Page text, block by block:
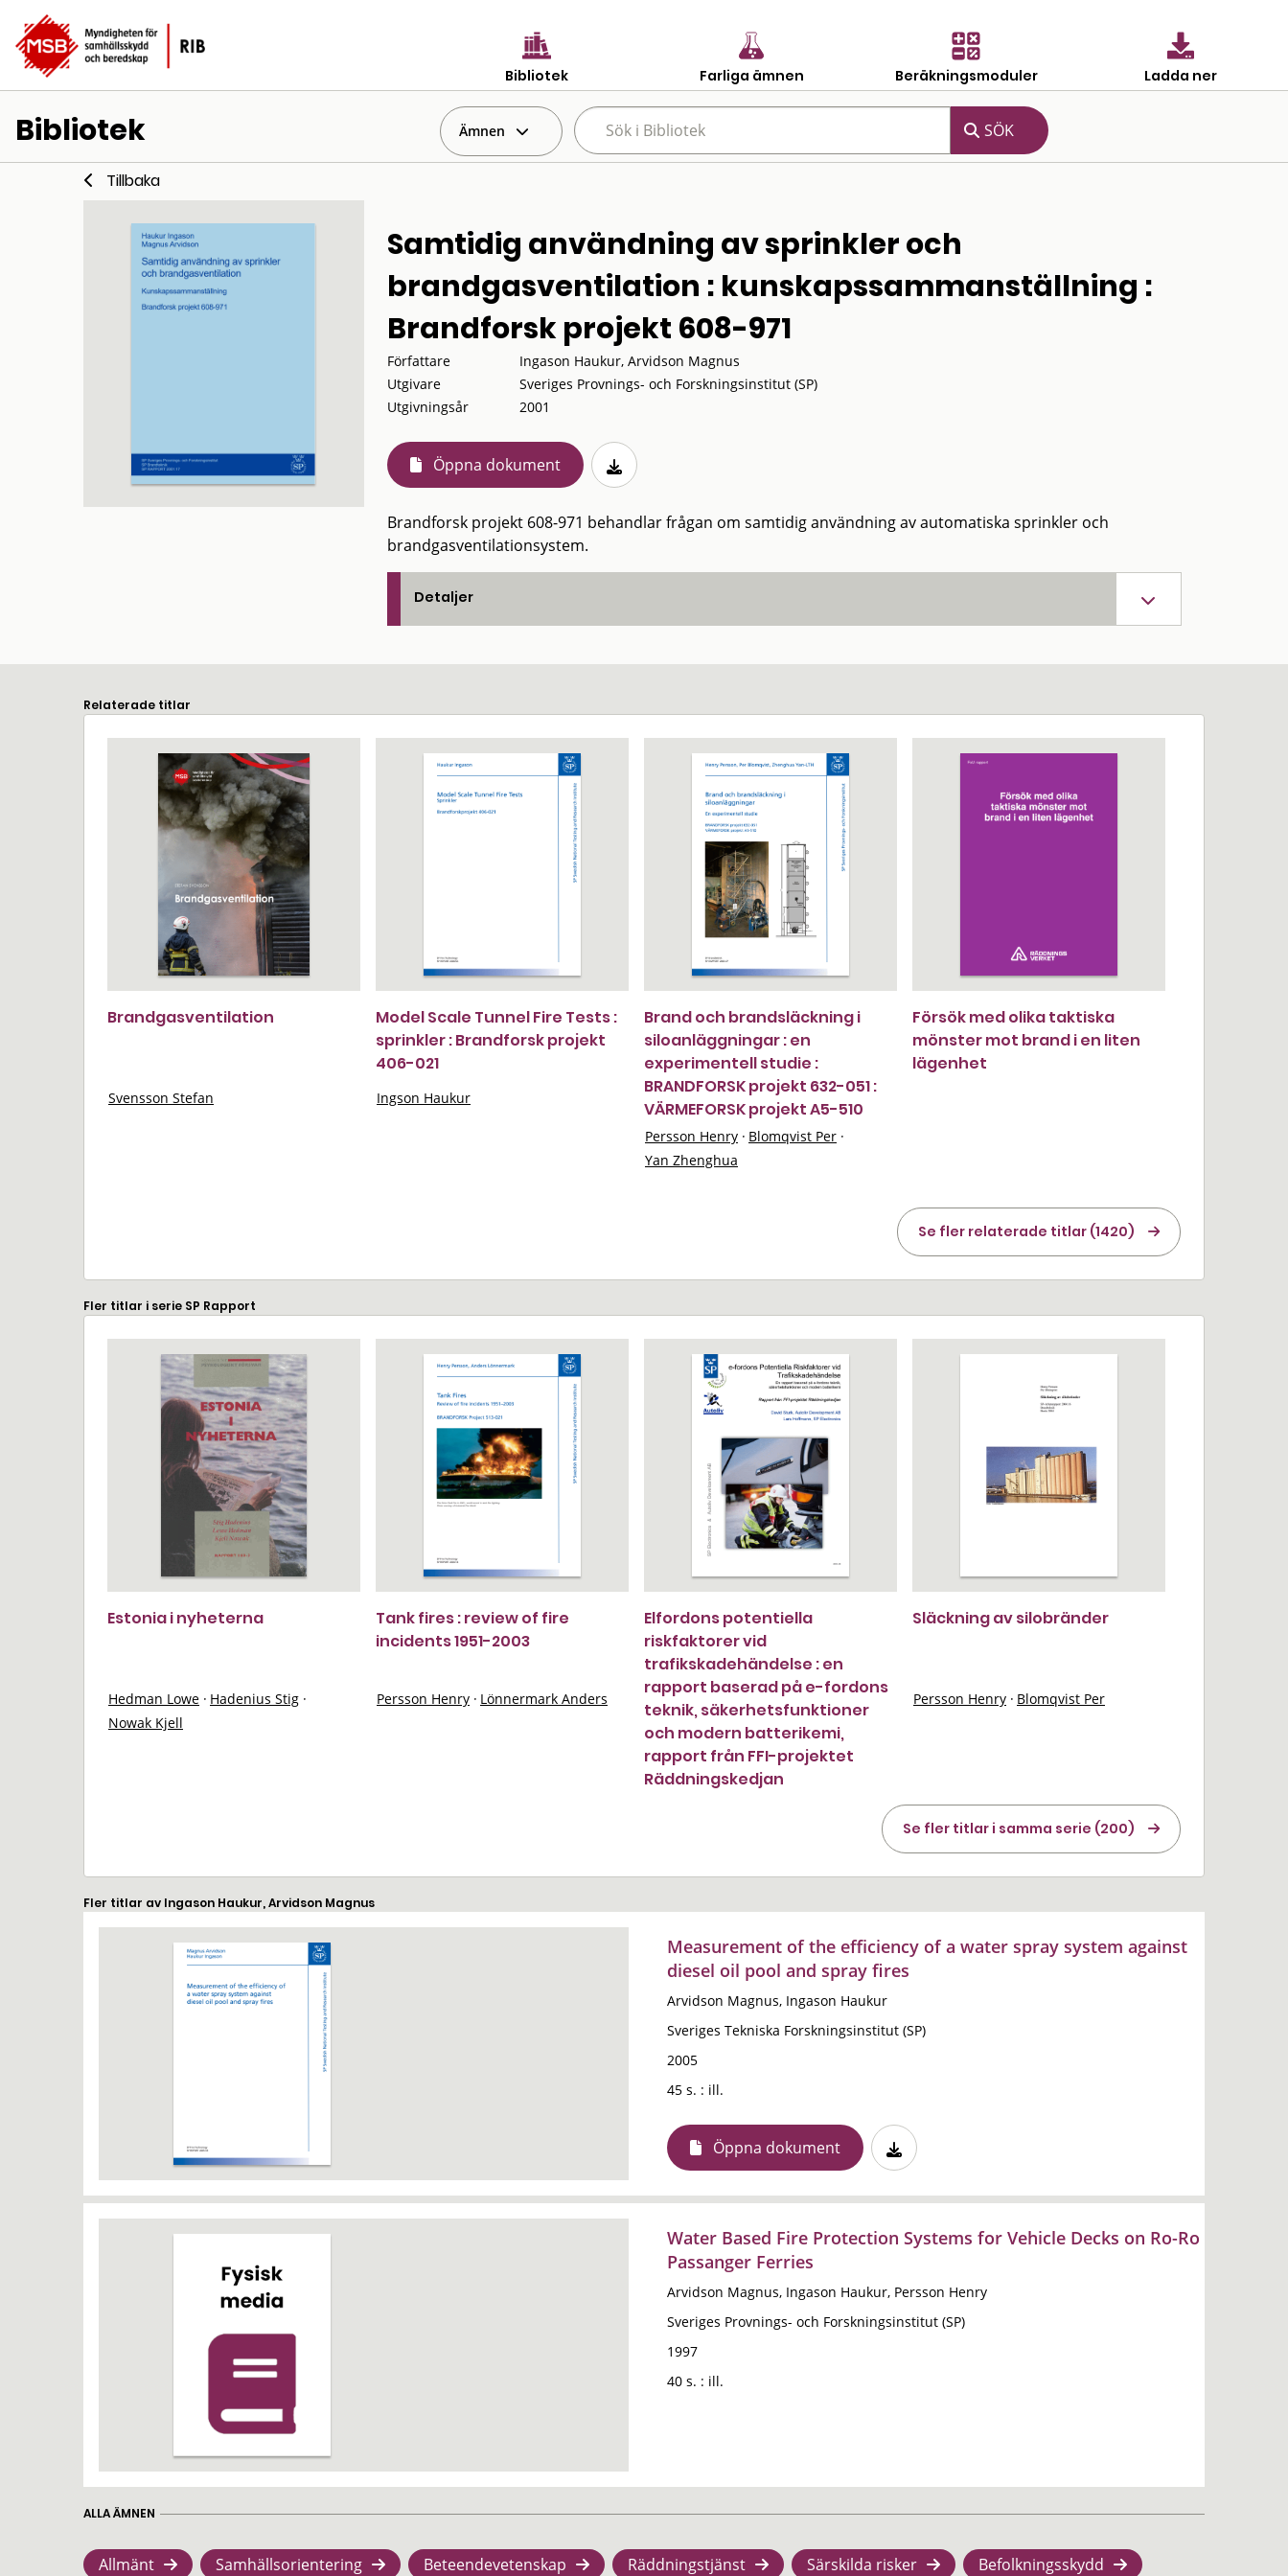
Bibliotek Farliga ämnen Beräkningsmoduler Ladda ner
Bibliotek Ämnen
Tillbaka
Samtidig användning av sprinkler och
brandgasventilation : kunskapssammanställning :
Brandforsk projekt 608-971
Författare
Ingason Haukur, Arvidson Magnus
Utgivare
Sveriges Provnings- och Forskningsinstitut (SP)
Utgivningsår
2001
Öppna dokument
Brandforsk projekt 608-971 behandlar frågan om samtidig användning av automatiska sprinkler och
brandgasventilationsystem.
Detaljer
Relaterade titlar
Brandgasventilation
Svensson Stefan
Model Scale Tunnel Fire Tests :
sprinkler : Brandforsk projekt
406-021
Ingson Haukur
Brand och brandsläckning i
siloanläggningar : en
experimentell studie :
BRANDFORSK projekt 632-051 :
VÄRMEFORSK projekt A5-510
Persson Henry · Blomqvist Per ·
Yan Zhenghua
Försök med olika taktiska
mönster mot brand i en liten
lägenhet
Se fler relaterade titlar (1420)
Fler titlar i serie SP Rapport
Estonia i nyheterna
Hedman Lowe · Hadenius Stig ·
Nowak Kjell
Tank fires : review of fire
incidents 1951-2003
Persson Henry · Lönnermark Anders
Elfordons potentiella
riskfaktorer vid
trafikskadehändelse : en
rapport baserad på e-fordons
teknik, säkerhetsfunktioner
och modern batterikemi,
rapport från FFI-projektet
Räddningskedjan
Släckning av silobränder
Persson Henry · Blomqvist Per
Se fler titlar i samma serie (200)
Fler titlar av Ingason Haukur, Arvidson Magnus
Measurement of the efficiency of a water spray system against
diesel oil pool and spray fires
Arvidson Magnus, Ingason Haukur
Sveriges Tekniska Forskningsinstitut (SP)
2005
45 s. : ill.
Öppna dokument
Water Based Fire Protection Systems for Vehicle Decks on Ro-Ro
Passanger Ferries
Arvidson Magnus, Ingason Haukur, Persson Henry
Sveriges Provnings- och Forskningsinstitut (SP)
1997
40 s. : ill.
ALLA ÄMNEN
Allmänt Samhällsorientering Beteendevetenskap Räddningstjänst Särskilda risker Befolkningsskydd